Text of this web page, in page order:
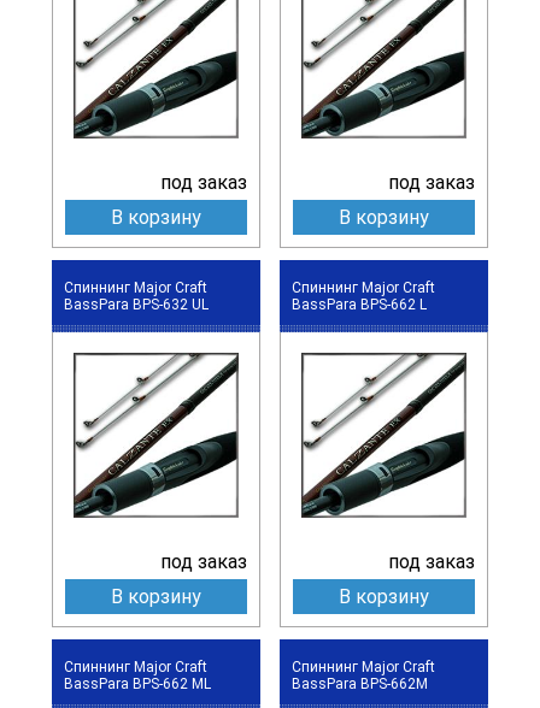
под заказ
В корзину
под заказ
В корзину
Спиннинг Major Craft
BassPara BPS-632 UL
под заказ
В корзину
Спиннинг Major Craft
BassPara BPS-662 L
под заказ
В корзину
Спиннинг Major Craft
BassPara BPS-662 ML
Спиннинг Major Craft
BassPara BPS-662M